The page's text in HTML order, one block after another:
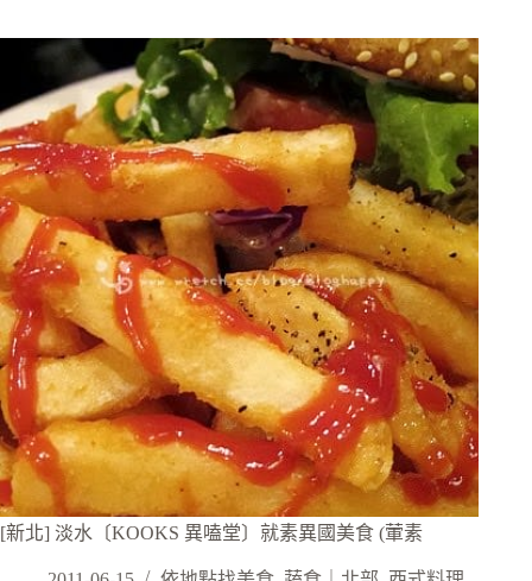
[新北] 淡水〔KOOKS 異嗑堂〕就素異國美食 (葷素